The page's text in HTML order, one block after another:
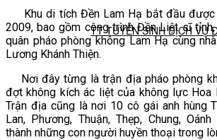
TT TUYỂN SINH DỊCH VỤ
VĂN BẢN
Khu di tích Đền Lam Hạ bắt đầu được
2009, bao gồm công trình Đền Liệt sĩ
quân pháo phòng không Lam Hạ cùng
Lương Khánh Thiện.
Nơi đây từng là trận địa pháo phòng
đợt không kích ác liệt của không lực Hoa
Trận địa cũng là nơi 10 cô gái anh hùng
Lan, Phương, Thuận, Thẹp, Chung,
thành những con người huyền thoại trong